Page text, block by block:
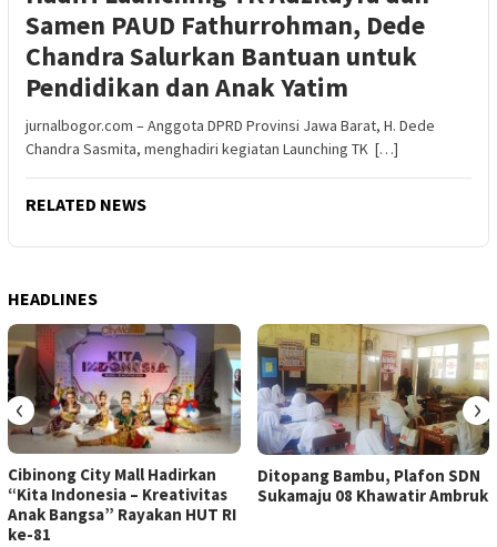
Samen PAUD Fathurrohman, Dede
Chandra Salurkan Bantuan untuk
Pendidikan dan Anak Yatim
jurnalbogor.com – Anggota DPRD Provinsi Jawa Barat, H. Dede
Chandra Sasmita, menghadiri kegiatan Launching TK […]
RELATED NEWS
HEADLINES
Cibinong City Mall Hadirkan
“Kita Indonesia – Kreativitas
Anak Bangsa” Rayakan HUT RI
ke-81
Ditopang Bambu, Plafon SDN
Sukamaju 08 Khawatir Ambruk
‹ ›